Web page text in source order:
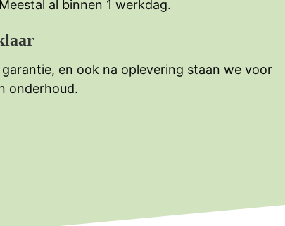
al binnen 1 werkdag.
en ook na oplevering staan we voor
onderhoud.